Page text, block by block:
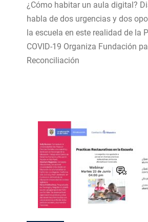
¿Cómo habitar un aula digital?
habla de dos urgencias y dos
la escuela en este realidad de la
COVID-19 Organiza Fundación
Reconciliación